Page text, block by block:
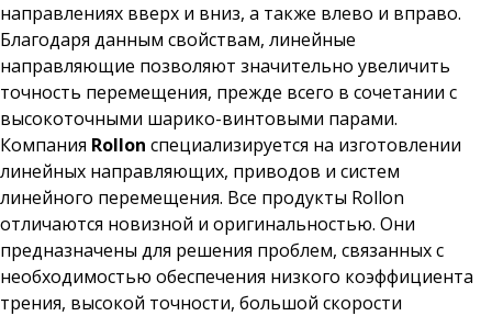
направлениях вверх и вниз, а также влево и вправо.
Благодаря данным свойствам, линейные
направляющие позволяют значительно увеличить
точность перемещения, прежде всего в сочетании с
высокоточными шарико-винтовыми парами.
Компания Rollon специализируется на изготовлении
линейных направляющих, приводов и систем
линейного перемещения. Все продукты Rollon
отличаются новизной и оригинальностью. Они
предназначены для решения проблем, связанных с
необходимостью обеспечения низкого коэффициента
трения, высокой точности, большой скорости